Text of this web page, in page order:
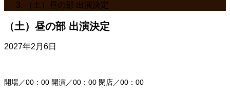
（土）昼の部 出演決定
（土）昼の部 出演決定
2027年2月6日
開場／00：00 開演／00：00 閉店／00：00